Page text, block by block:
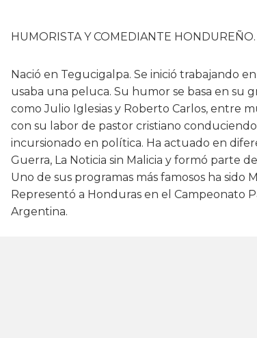
HUMORISTA Y COMEDIANTE HONDUREÑO.
Nació en Tegucigalpa. Se inició trabajando
usaba una peluca. Su humor se basa en su
como Julio Iglesias y Roberto Carlos, entre
con su labor de pastor cristiano
incursionado en política. Ha actuado en
Guerra, La Noticia sin Malicia y formó parte
Uno de sus programas más famosos ha sido
Representó a Honduras en el Campeonato
Argentina.